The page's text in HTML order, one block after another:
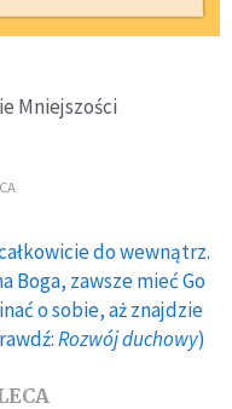
Mniejszości
do wewnątrz.
Boga, zawsze mieć Go
o sobie, aż znajdzie
Rozwój duchowy)